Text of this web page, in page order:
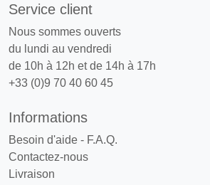
Service client
Nous sommes ouverts
du lundi au vendredi
de 10h à 12h et de 14h à 17h
+33 (0)9 70 40 60 45
Informations
Besoin d'aide - F.A.Q.
Contactez-nous
Livraison